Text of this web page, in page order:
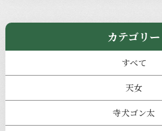
カテゴリー
すべて
天女
寺犬ゴン太